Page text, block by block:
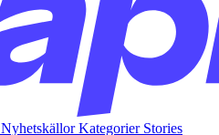
NyhetskällorKategorier Stories